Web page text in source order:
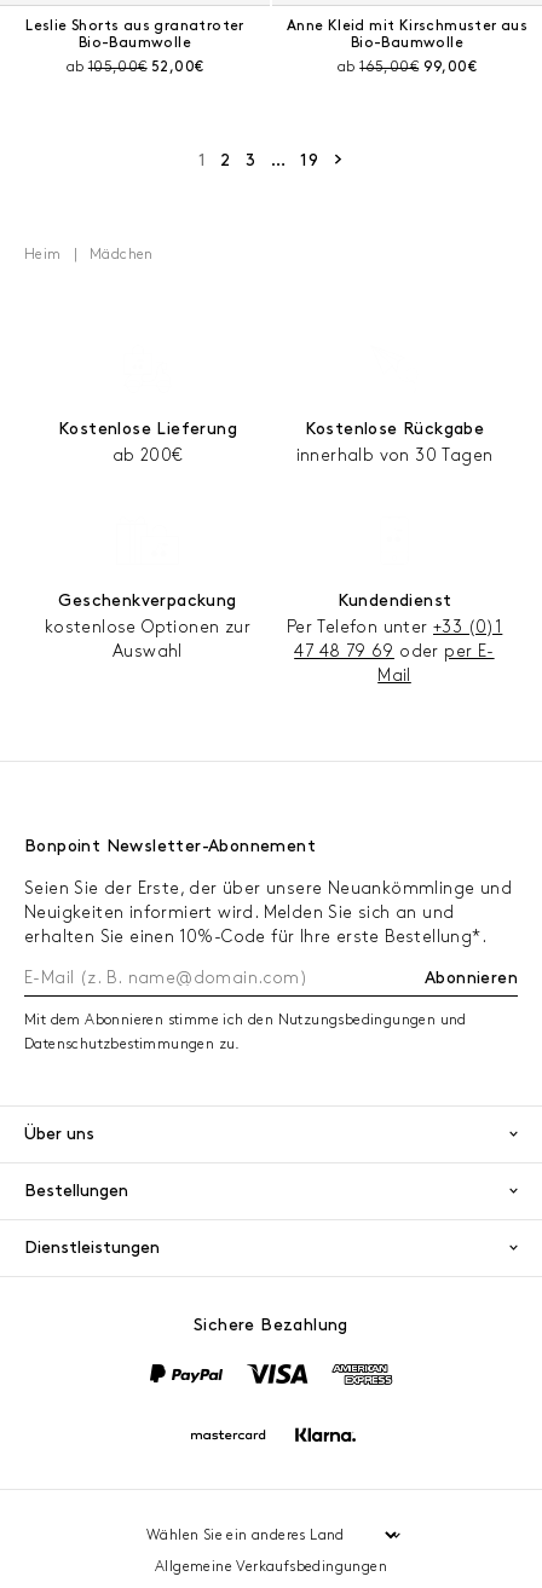
Leslie Shorts aus granatroter
Bio-Baumwolle
abPreis vor Rabatt:
105,00€ Aktueller Preis:
52,00€
Anne Kleid mit Kirschmuster aus
Bio-Baumwolle
abPreis vor Rabatt:
165,00€ Aktueller Preis:
99,00€
1 2 3 … 19
Heim Mädchen
Kostenlose Lieferung
ab 200€
Kostenlose Rückgabe
innerhalb von 30 Tagen
Geschenkverpackung
kostenlose Optionen zur
Auswahl
Kundendienst
Per Telefon unter +33 (0)1
47 48 79 69 oder per E-
Mail
Bonpoint Newsletter-Abonnement
Seien Sie der Erste, der über unsere Neuankömmlinge und
Neuigkeiten informiert wird. Melden Sie sich an und
erhalten Sie einen 10%-Code für Ihre erste Bestellung*.
Abonnieren
Mit dem Abonnieren stimme ich den Nutzungsbedingungen und
Datenschutzbestimmungen zu.
Über uns
Bestellungen
Dienstleistungen
Sichere Bezahlung
PayPalVisa
Allgemeine Verkaufsbedingungen